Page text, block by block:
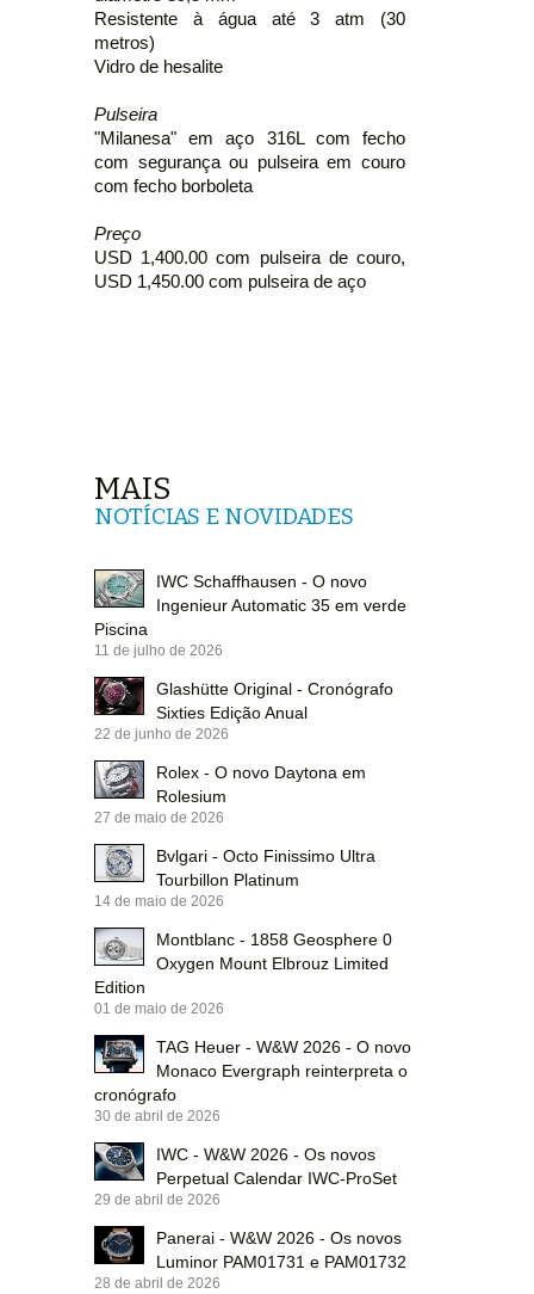
Resistente à água até 3 atm (30
metros)
Vidro de hesalite
Pulseira
"Milanesa" em aço 316L com fecho
com segurança ou pulseira em couro
com fecho borboleta
Preço
USD 1,400.00 com pulseira de couro,
USD 1,450.00 com pulseira de aço
MAIS
NOTÍCIAS E NOVIDADES
IWC Schaffhausen - O novo
Ingenieur Automatic 35 em verde
Piscina
11 de julho de 2026
Glashütte Original - Cronógrafo
Sixties Edição Anual
22 de junho de 2026
Rolex - O novo Daytona em
Rolesium
27 de maio de 2026
Bvlgari - Octo Finissimo Ultra
Tourbillon Platinum
14 de maio de 2026
Montblanc - 1858 Geosphere 0
Oxygen Mount Elbrouz Limited
Edition
01 de maio de 2026
TAG Heuer - W&W 2026 - O novo
Monaco Evergraph reinterpreta o
cronógrafo
30 de abril de 2026
IWC - W&W 2026 - Os novos
Perpetual Calendar IWC-ProSet
29 de abril de 2026
Panerai - W&W 2026 - Os novos
Luminor PAM01731 e PAM01732
28 de abril de 2026